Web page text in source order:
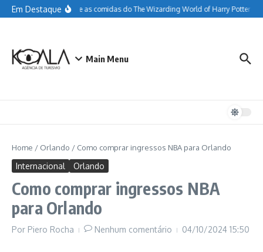
Ir para o conteúdo
Em DestaqueTudo sobre as comidas do The Wizarding World of Harry Potter
Main Menu
Home / Orlando / Como comprar ingressos NBA para Orlando
Internacional Orlando
Como comprar ingressos NBA
para Orlando
Por Piero Rocha Nenhum comentário 04/10/2024 15:50